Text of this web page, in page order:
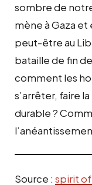
sombre de
mène à Gaza
peut-être au
bataille de fin
comment les
s’arrêter, faire
durable ?
Source : spirit